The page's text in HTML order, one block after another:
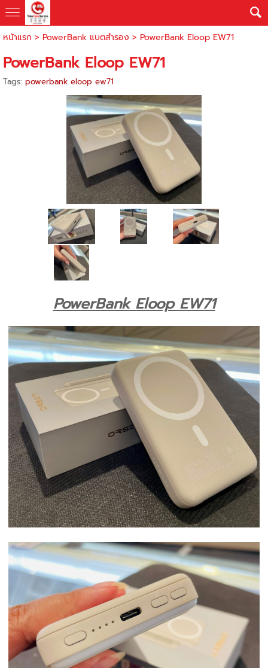
หน้าแรก > PowerBank แบตสำรอง > PowerBank Eloop EW71
PowerBank Eloop EW71
Tags: powerbank eloop ew71
PowerBank Eloop EW71